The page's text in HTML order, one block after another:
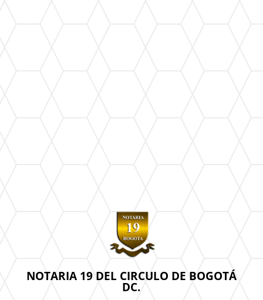
NOTARIA 19 DEL CIRCULO DE BOGOTÁ
DC.